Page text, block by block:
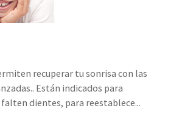
recuperar tu sonrisa con las
Están indicados para
dientes, para reestablece...